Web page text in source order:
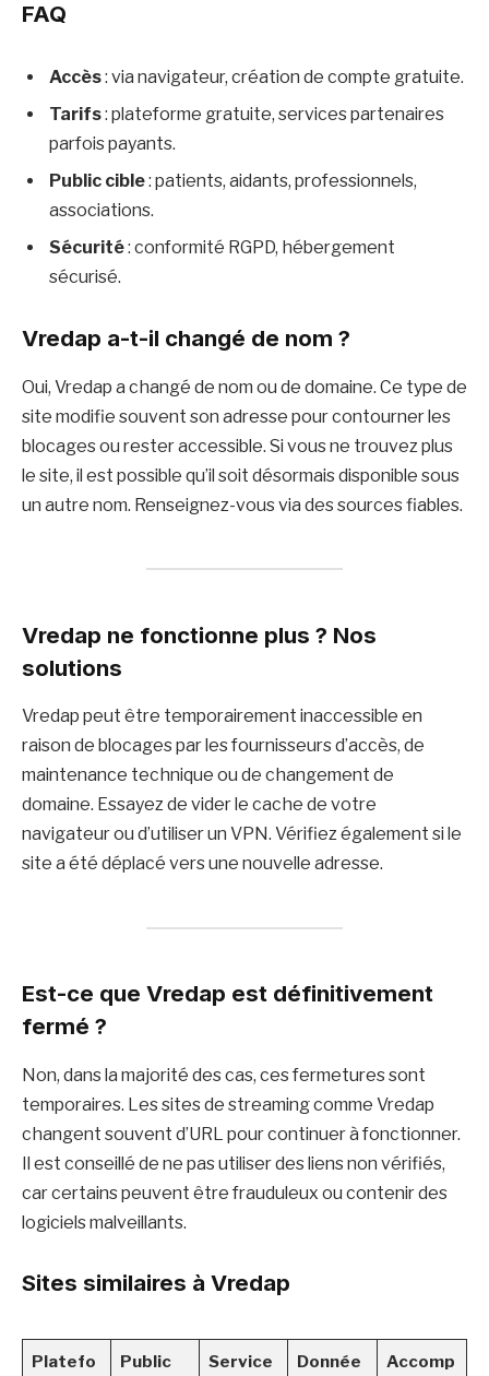
FAQ
Accès: via navigateur, création de compte gratuite.
Tarifs: plateforme gratuite, services partenaires
parfois payants.
Public cible: patients, aidants, professionnels,
associations.
Sécurité: conformité RGPD, hébergement
sécurisé.
Vredap a-t-il changé de nom ?
Oui, Vredap a changé de nom ou de domaine. Ce type de
site modifie souvent son adresse pour contourner les
blocages ou rester accessible. Si vous ne trouvez plus
le site, il est possible qu’il soit désormais disponible sous
un autre nom. Renseignez-vous via des sources fiables.
Vredap ne fonctionne plus ? Nos
solutions
Vredap peut être temporairement inaccessible en
raison de blocages par les fournisseurs d’accès, de
maintenance technique ou de changement de
domaine. Essayez de vider le cache de votre
navigateur ou d’utiliser un VPN. Vérifiez également si le
site a été déplacé vers une nouvelle adresse.
Est-ce que Vredap est définitivement
fermé ?
Non, dans la majorité des cas, ces fermetures sont
temporaires. Les sites de streaming comme Vredap
changent souvent d’URL pour continuer à fonctionner.
Il est conseillé de ne pas utiliser des liens non vérifiés,
car certains peuvent être frauduleux ou contenir des
logiciels malveillants.
Sites similaires à Vredap
Platefo
Public
Service
Donnée
Accomp